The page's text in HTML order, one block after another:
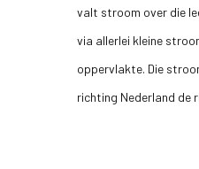
valt stroom over die
via allerlei kleine
oppervlakte. Die
richting Nederland de